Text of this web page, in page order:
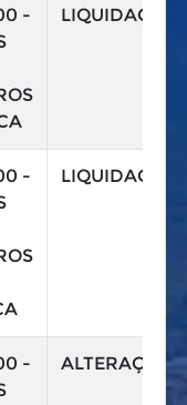
-
LIQUIDAÇÃO
-
LIQUIDAÇÃO
-
ALTERAÇÃO